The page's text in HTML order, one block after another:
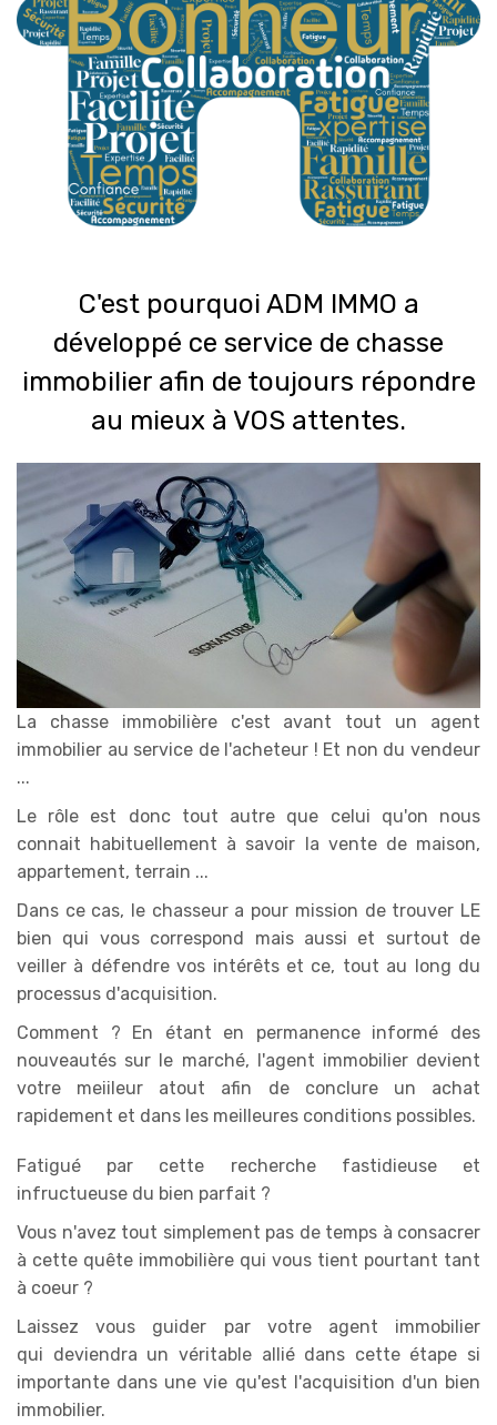
C'est pourquoi ADM IMMO a
développé ce service de chasse
immobilier afin de toujours répondre
au mieux à VOS attentes.
La chasse immobilière c'est avant tout un agent
immobilier au service de l'acheteur ! Et non du vendeur
...
Le rôle est donc tout autre que celui qu'on nous
connait habituellement à savoir la vente de maison,
appartement, terrain ...
Dans ce cas, le chasseur a pour mission de trouver LE
bien qui vous correspond mais aussi et surtout de
veiller à défendre vos intérêts et ce, tout au long du
processus d'acquisition.
Comment ? En étant en permanence informé des
nouveautés sur le marché, l'agent immobilier devient
votre meiileur atout afin de conclure un achat
rapidement et dans les meilleures conditions possibles.
Fatigué par cette recherche fastidieuse et
infructueuse du bien parfait ?
Vous n'avez tout simplement pas de temps à consacrer
à cette quête immobilière qui vous tient pourtant tant
à coeur ?
Laissez vous guider par votre agent immobilier
qui deviendra un véritable allié dans cette étape si
importante dans une vie qu'est l'acquisition d'un bien
immobilier.